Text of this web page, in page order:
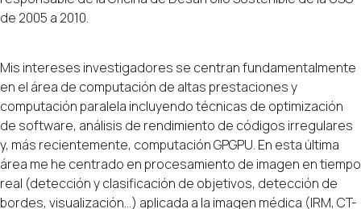
de 2005 a 2010.
Mis intereses investigadores se centran fundamentalmente
en el área de computación de altas prestaciones y
computación paralela incluyendo técnicas de optimización
de software, análisis de rendimiento de códigos irregulares
y, más recientemente, computación GPGPU. En esta última
área me he centrado en procesamiento de imagen en tiempo
real (detección y clasificación de objetivos, detección de
bordes, visualización…) aplicada a la imagen médica (IRM, CT-